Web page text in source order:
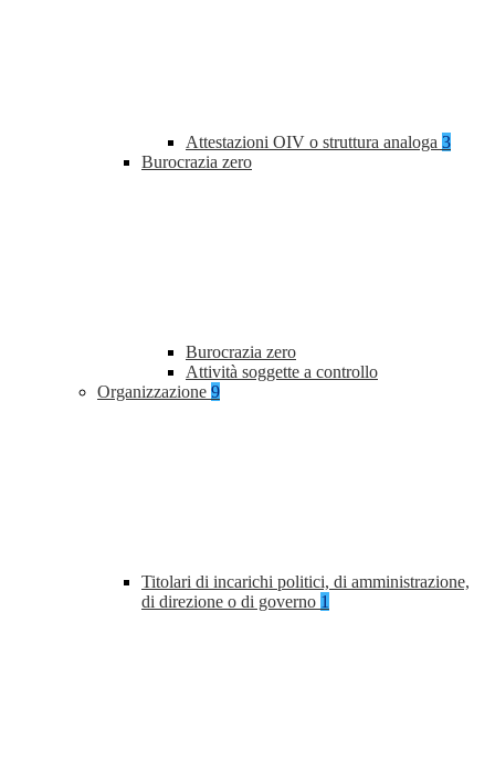
Attestazioni OIV o struttura analoga 3
Burocrazia zero
Burocrazia zero
Attività soggette a controllo
Organizzazione 9
Titolari di incarichi politici, di amministrazione,
di direzione o di governo 1